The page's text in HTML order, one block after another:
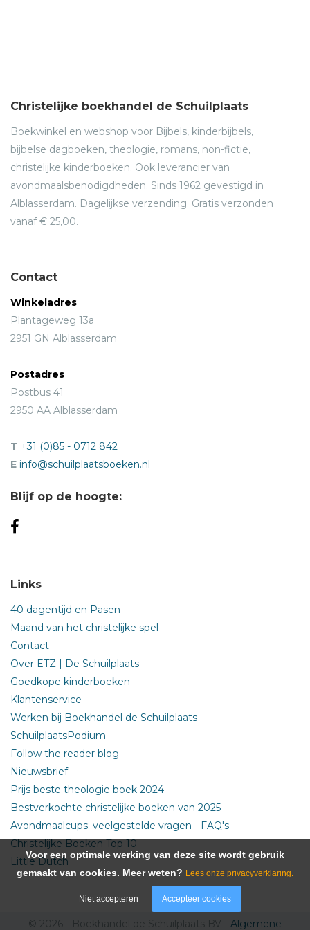
Christelijke boekhandel de Schuilplaats
Boekwinkel en webshop voor Bijbels, kinderbijbels,
bijbelse dagboeken, theologie, romans, non-fictie,
christelijke kinderboeken. Ook leverancier van
avondmaalsbenodigdheden. Sinds 1962 gevestigd in
Alblasserdam. Dagelijkse verzending. Gratis verzonden
vanaf € 25,00.
Contact
Winkeladres
Plantageweg 13a
2951 GN Alblasserdam
Postadres
Postbus 41
2950 AA Alblasserdam
T +31 (0)85 - 0712 842
E info@schuilplaatsboeken.nl
Blijf op de hoogte:
Links
40 dagentijd en Pasen
Maand van het christelijke spel
Contact
Over ETZ | De Schuilplaats
Goedkope kinderboeken
Klantenservice
Werken bij Boekhandel de Schuilplaats
SchuilplaatsPodium
Follow the reader blog
Nieuwsbrief
Prijs beste theologie boek 2024
Bestverkochte christelijke boeken van 2025
Avondmaalcups: veelgestelde vragen - FAQ's
Christelijke Boeken Top 10
Little Dutch
© 2026 - Boekhandel de Schuilplaats BV - Algemene
Voor een optimale werking van deze site wordt gebruik
gemaakt van cookies. Meer weten? Lees onze privacyverklaring.
Niet accepteren Accepteer cookies